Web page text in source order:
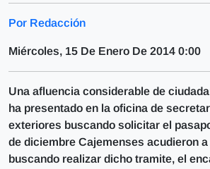
Por Redacción
Miércoles, 15 De Enero De 2014 0:00
Una afluencia considerable de
ha presentado en la oficina de
exteriores buscando solicitar el
de diciembre Cajemenses acudieron
buscando realizar dicho tramite, el